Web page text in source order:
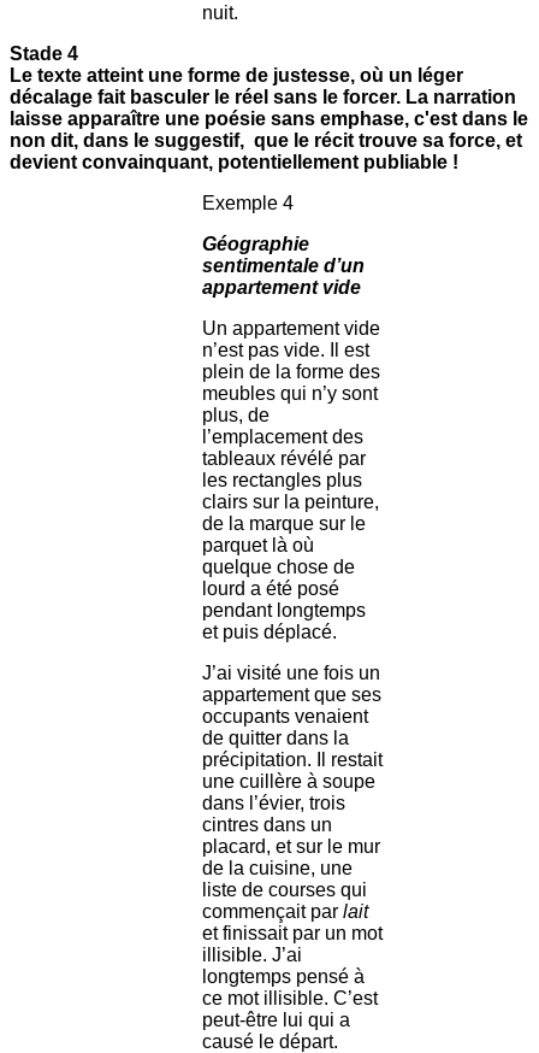
nuit.
Stade 4
Le texte atteint une forme de justesse, où un léger
décalage fait basculer le réel sans le forcer. La narration
laisse apparaître une poésie sans emphase, c'est dans le
non dit, dans le suggestif, que le récit trouve sa force, et
devient convainquant, potentiellement publiable !
Exemple 4
Géographie
sentimentale d’un
appartement vide
Un appartement vide
n’est pas vide. Il est
plein de la forme des
meubles qui n’y sont
plus, de
l’emplacement des
tableaux révélé par
les rectangles plus
clairs sur la peinture,
de la marque sur le
parquet là où
quelque chose de
lourd a été posé
pendant longtemps
et puis déplacé.
J’ai visité une fois un
appartement que ses
occupants venaient
de quitter dans la
précipitation. Il restait
une cuillère à soupe
dans l’évier, trois
cintres dans un
placard, et sur le mur
de la cuisine, une
liste de courses qui
commençait par lait
et finissait par un mot
illisible. J’ai
longtemps pensé à
ce mot illisible. C’est
peut-être lui qui a
causé le départ.